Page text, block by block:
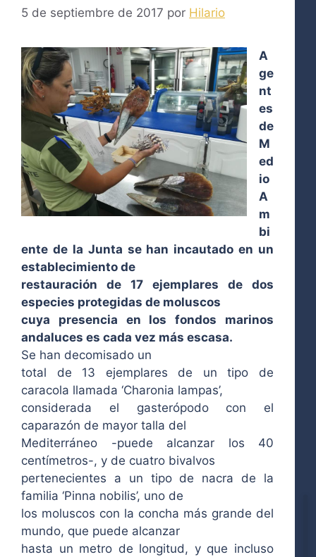
5 de septiembre de 2017 por Hilario
A
ge
nt
es
de
M
ed
io
A
m
bi
ente de la Junta se han incautado en un
establecimiento de
restauración de 17 ejemplares de dos
especies protegidas de moluscos
cuya presencia en los fondos marinos
andaluces es cada vez más escasa.
Se han decomisado un
total de 13 ejemplares de un tipo de
caracola llamada ‘Charonia lampas’,
considerada el gasterópodo con el
caparazón de mayor talla del
Mediterráneo -puede alcanzar los 40
centímetros-, y de cuatro bivalvos
pertenecientes a un tipo de nacra de la
familia ‘Pinna nobilis’, uno de
los moluscos con la concha más grande del
mundo, que puede alcanzar
hasta un metro de longitud, y que incluso